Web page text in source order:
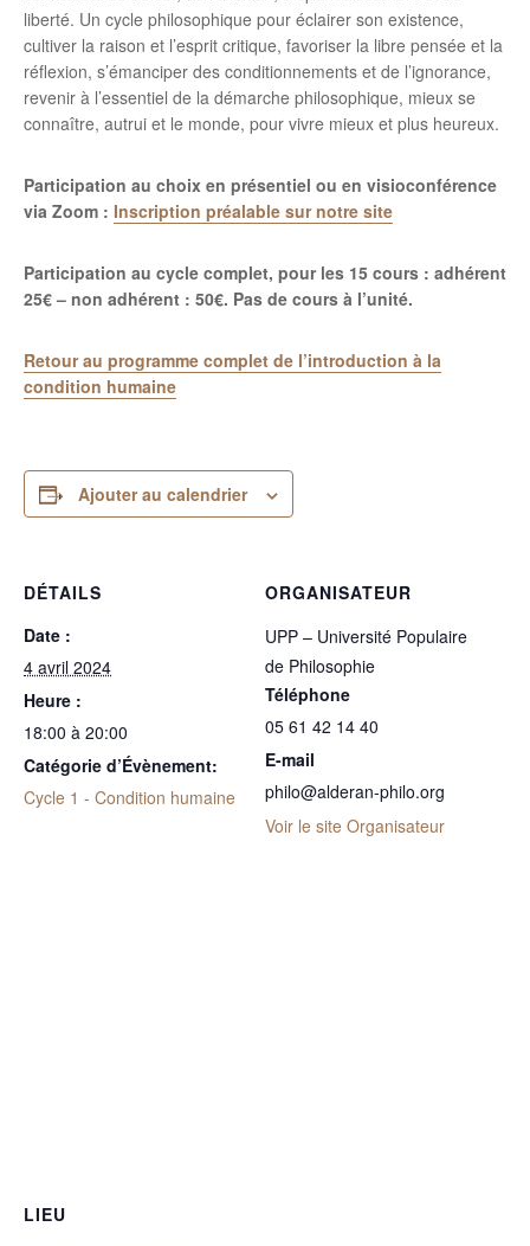
liberté. Un cycle philosophique pour éclairer son existence,
cultiver la raison et l’esprit critique, favoriser la libre pensée et la
réflexion, s’émanciper des conditionnements et de l’ignorance,
revenir à l’essentiel de la démarche philosophique, mieux se
connaître, autrui et le monde, pour vivre mieux et plus heureux.
Participation au choix en présentiel ou en visioconférence
via Zoom : Inscription préalable sur notre site
Participation au cycle complet, pour les 15 cours : adhérent
25€ – non adhérent : 50€. Pas de cours à l’unité.
Retour au programme complet de l’introduction à la
condition humaine
Ajouter au calendrier
DÉTAILS
Date :
4 avril 2024
Heure :
18:00 à 20:00
Catégorie d’Évènement:
Cycle 1 - Condition humaine
ORGANISATEUR
UPP – Université Populaire
de Philosophie
Téléphone
05 61 42 14 40
E-mail
philo@alderan-philo.org
Voir le site Organisateur
LIEU